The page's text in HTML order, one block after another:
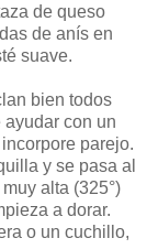
de queso
de anís en
suave.
bien todos
ayudar con un
parejo.
y se pasa al
alta (325°)
a dorar.
o un cuchillo,